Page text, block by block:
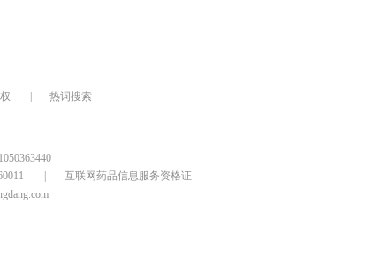
热词搜索
互联网药品信息服务资格证